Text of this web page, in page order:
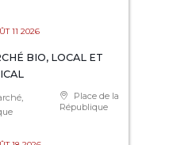
11 2026
BIO, LOCAL ET
Place de la
République